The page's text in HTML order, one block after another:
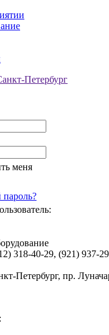
Петербург
меня
318-40-29, (921) 937-
Петербург, пр.